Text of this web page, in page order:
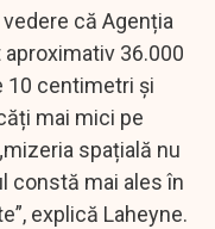
că Agenția
36.000
10 centimetri și
mai mici pe
spațială nu
constă mai ales în
explică Laheyne.